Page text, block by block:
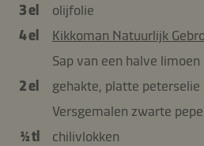
3 el
olijfolie
4 el
Kikkoman Natuurlijk
Sap van een halve limoen
2 el
gehakte, platte peterselie
Versgemalen zwarte
½ tl
chilivlokken